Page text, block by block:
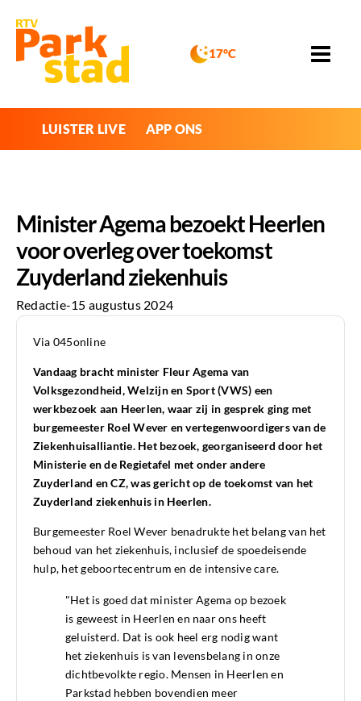
17°C
LUISTER LIVE APP ONS
Minister Agema bezoekt Heerlen
voor overleg over toekomst
Zuyderland ziekenhuis
Redactie-15 augustus 2024
Via 045online
Vandaag bracht minister Fleur Agema van
Volksgezondheid, Welzijn en Sport (VWS) een
werkbezoek aan Heerlen, waar zij in gesprek ging met
burgemeester Roel Wever en vertegenwoordigers van de
Ziekenhuisalliantie. Het bezoek, georganiseerd door het
Ministerie en de Regietafel met onder andere
Zuyderland en CZ, was gericht op de toekomst van het
Zuyderland ziekenhuis in Heerlen.
Burgemeester Roel Wever benadrukte het belang van het
behoud van het ziekenhuis, inclusief de spoedeisende
hulp, het geboortecentrum en de intensive care.
"Het is goed dat minister Agema op bezoek
is geweest in Heerlen en naar ons heeft
geluisterd. Dat is ook heel erg nodig want
het ziekenhuis is van levensbelang in onze
dichtbevolkte regio. Mensen in Heerlen en
Parkstad hebben bovendien meer